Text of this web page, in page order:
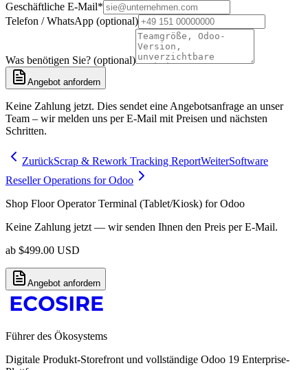
Geschäftliche E-Mail*
Telefon / WhatsApp (optional)
Was benötigen Sie? (optional)
Angebot anfordern
Keine Zahlung jetzt. Dies sendet eine Angebotsanfrage an unser
Team – wir melden uns per E-Mail mit Preisen und nächsten
Schritten.
ZurückScrap & Rework Tracking ReportWeiterSoftware
Reseller Operations for Odoo
Shop Floor Operator Terminal (Tablet/Kiosk) for Odoo
Keine Zahlung jetzt — wir senden Ihnen den Preis per E-Mail.
ab $499.00 USD
Angebot anfordern
Führer des Ökosystems
Digitale Produkt-Storefront und vollständige Odoo 19 Enterprise-